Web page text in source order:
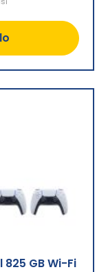
GB Wi-Fi